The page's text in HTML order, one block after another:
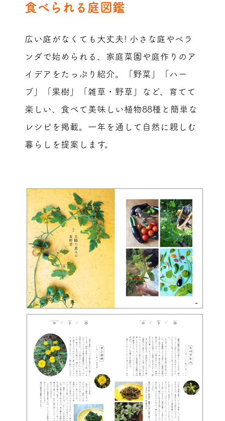
食べられる庭図鑑
広い庭がなくても大丈夫! 小さな庭やベラ
ンダで始められる、家庭菜園や庭作りのア
イデアをたっぷり紹介。「野菜」「ハー
ブ」「果樹」「雑草・野草」など、育てて
楽しい、食べて美味しい植物88種と簡単な
レシピを掲載。一年を通して自然に親しむ
暮らしを提案します。